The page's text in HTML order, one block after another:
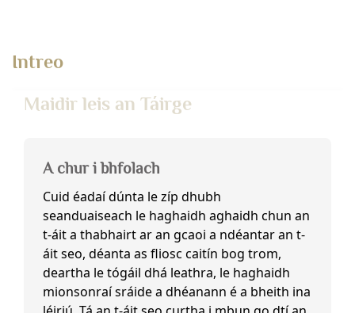
Intreo
Maidir leis an Táirge
A chur i bhfolach
Cuid éadaí dúnta le zíp dhubh
seanduaiseach le haghaidh aghaidh chun an
t-áit a thabhairt ar an gcaoi a ndéantar an t-
áit seo, déanta as fliosc caitín bog trom,
deartha le tógáil dhá leathra, le haghaidh
mionsonraí sráide a dhéanann é a bheith ina